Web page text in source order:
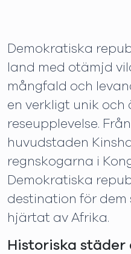
Demokratiska
land med otämjd
mångfald och
en verkligt unik och
reseupplevelse.
huvudstaden
regnskogarna i
Demokratiska
destination för dem
hjärtat av Afrika.
Historiska